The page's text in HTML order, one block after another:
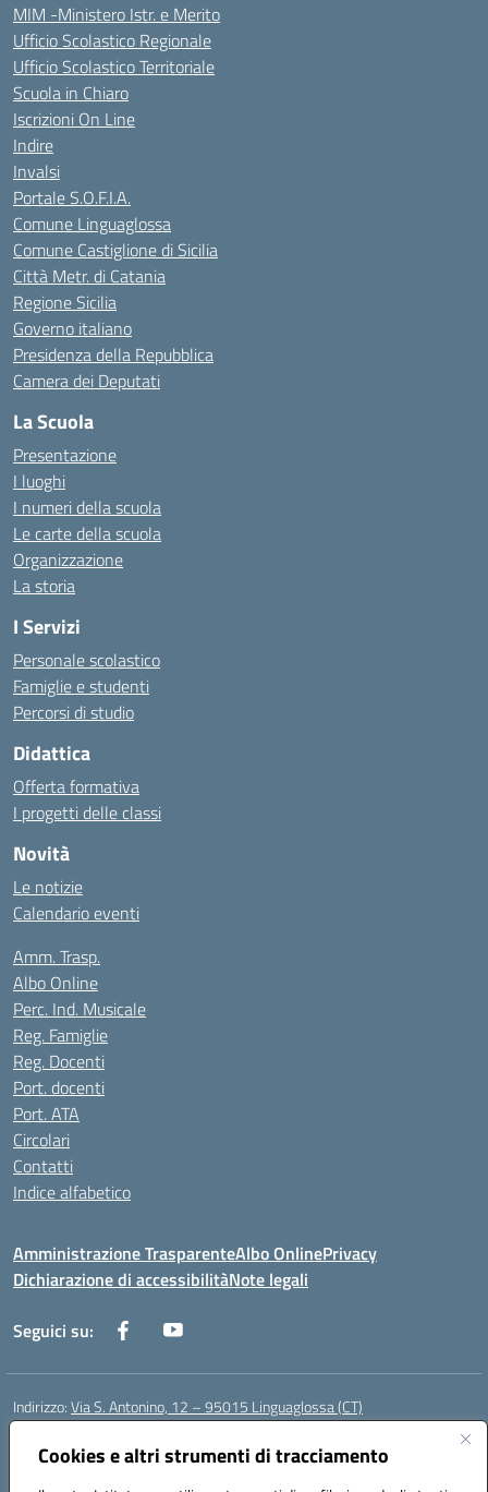
Cookies e altri strumenti di tracciamento
MIM -Ministero Istr. e Merito
Ufficio Scolastico Regionale
Ufficio Scolastico Territoriale
Scuola in Chiaro
Iscrizioni On Line
Indire
Invalsi
Portale S.O.F.I.A.
Comune Linguaglossa
Comune Castiglione di Sicilia
Città Metr. di Catania
Regione Sicilia
Governo italiano
Presidenza della Repubblica
Camera dei Deputati
La Scuola
Presentazione
I luoghi
I numeri della scuola
Le carte della scuola
Organizzazione
La storia
I Servizi
Personale scolastico
Famiglie e studenti
Percorsi di studio
Didattica
Offerta formativa
I progetti delle classi
Novità
Le notizie
Calendario eventi
Amm. Trasp.
Albo Online
Perc. Ind. Musicale
Reg. Famiglie
Reg. Docenti
Port. docenti
Port. ATA
Circolari
Contatti
Indice alfabetico
Amministrazione TrasparenteAlbo OnlinePrivacy
Dichiarazione di accessibilitàNote legali
Seguici su:
Indirizzo:Via S. Antonino, 12 – 95015 Linguaglossa (CT)
Centralino:
Posta elettronica certificata (PEC):ctic83200r@pec.istruzione.it